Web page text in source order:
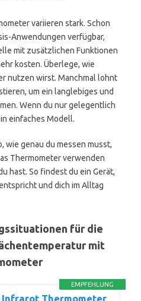
variieren stark. Schon
Anwendungen verfügbar,
mit zusätzlichen Funktionen
kosten. Überlege, wie
nutzen wirst. Manchmal lohnt
um ein langlebiges und
Wenn du nur gelegentlich
einfaches Modell.
wie genau du messen musst,
Thermometer verwenden
hast. So findest du ein Gerät,
und dich im Alltag
für die
mit
EMPFEHLUNG
Infrarot Thermometer